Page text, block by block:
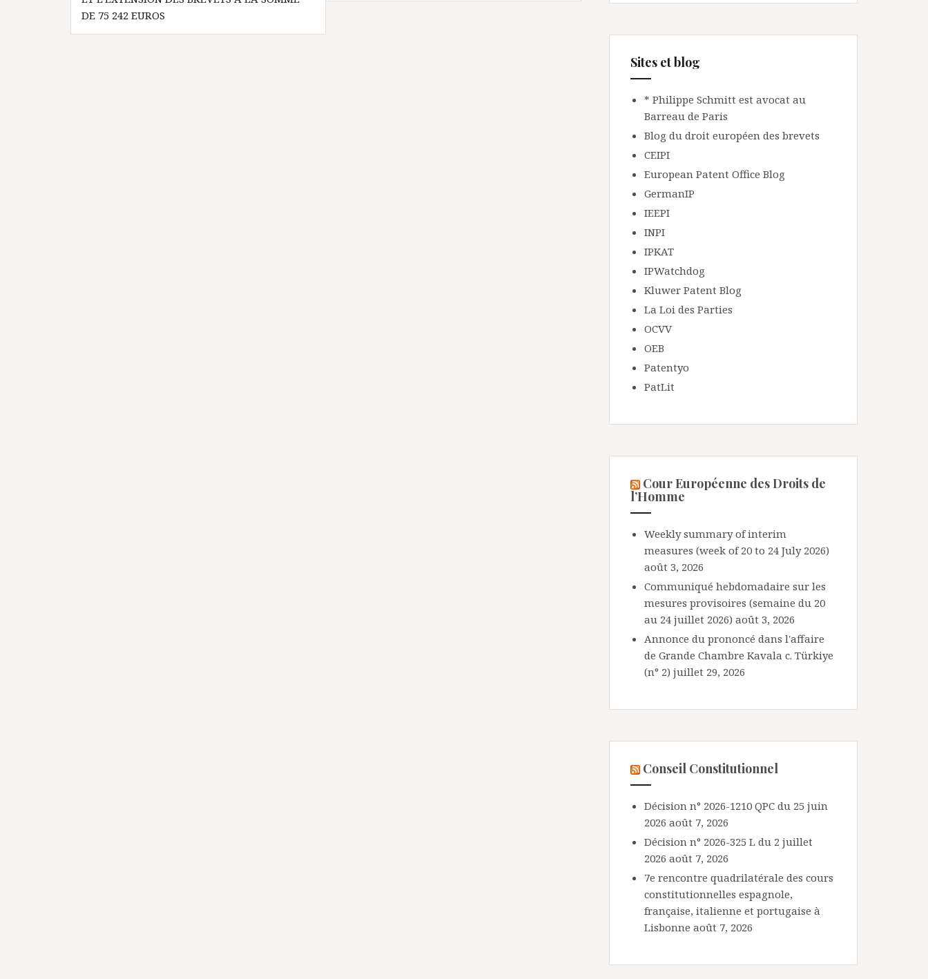
DE 75 242 EUROS
Sites et blog
* Philippe Schmitt est avocat au
Barreau de Paris
Blog du droit européen des brevets
CEIPI
European Patent Office Blog
GermanIP
IEEPI
INPI
IPKAT
IPWatchdog
Kluwer Patent Blog
La Loi des Parties
OCVV
OEB
Patentyo
PatLit
Cour Européenne des Droits de
l’Homme
Weekly summary of interim
measures (week of 20 to 24 July 2026)
août 3, 2026
Communiqué hebdomadaire sur les
mesures provisoires (semaine du 20
au 24 juillet 2026) août 3, 2026
Annonce du prononcé dans l'affaire
de Grande Chambre Kavala c. Türkiye
(n° 2) juillet 29, 2026
Conseil Constitutionnel
Décision n° 2026-1210 QPC du 25 juin
2026 août 7, 2026
Décision n° 2026-325 L du 2 juillet
2026 août 7, 2026
7e rencontre quadrilatérale des cours
constitutionnelles espagnole,
française, italienne et portugaise à
Lisbonne août 7, 2026